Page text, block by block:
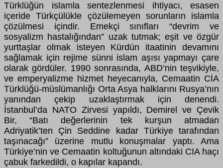
Türklüğün islamla sentezlenmesi ihtiyacı, esasen
içeride Türkçülükle çözülemeyen sorunların islamla
çözülmesi içindir. Emekçi sınıfları “devrim ve
sosyalizm hastalığından” uzak tutmak; eşit ve özgür
yurttaşlar olmak isteyen Kürdün itaatinin devamını
sağlamak için rejime sünni islam aşısı yapmayı çare
olarak gördüler. 1990 sonrasında, ABD’nin teşvikiyle,
ve emperyalizme hizmet heyecanıyla, Cemaatin CİA
Türklüğü-müslümanlığı Orta Asya halklarını Rusya’nın
yanından çekip uzaklaştırmak için denendi.
İstanbul’da NATO Zirvesi yapıldı, Demirel ve Çevik
Bir, “Batı değerlerinin tek kurşun atmadan
Adriyatik’ten Çin Seddine kadar Türkiye tarafından
taşınacağı” üzerine mutlu konuşmalar yaptı. Ama
Türkiye’nin ve Cemaatin koltuğunun altındaki CIA haçı
çabuk farkedildi, o kapılar kapandı.